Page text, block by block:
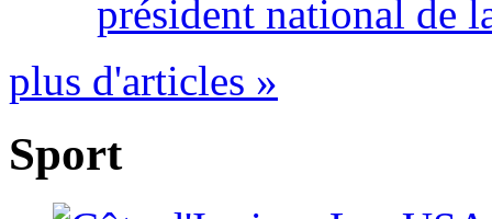
président national de
plus d'articles »
Sport